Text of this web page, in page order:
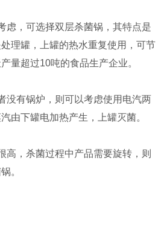
，可选择双层杀菌锅，其特点是
处理罐，上罐的热水重复使用，可节
量超过10吨的食品生产企业。
有锅炉，则可以考虑使用电汽两
由下罐电加热产生，上罐灭菌。
，杀菌过程中产品需要旋转，则
。